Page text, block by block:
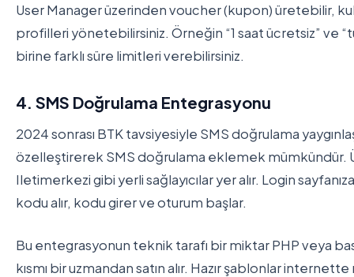
User Manager üzerinden voucher (kupon) üretebilir,
profilleri yönetebilirsiniz. Örneğin “1 saat ücretsiz” ve
birine farklı süre limitleri verebilirsiniz.
4. SMS Doğrulama Entegrasyonu
2024 sonrası BTK tavsiyesiyle SMS doğrulama
özelleştirerek SMS doğrulama eklemek mümkündür.
Iletimerkezi gibi yerli sağlayıcılar yer alır. Login
kodu alır, kodu girer ve oturum başlar.
Bu entegrasyonun teknik tarafı bir miktar PHP veya
kısmı bir uzmandan satın alır. Hazır şablonlar